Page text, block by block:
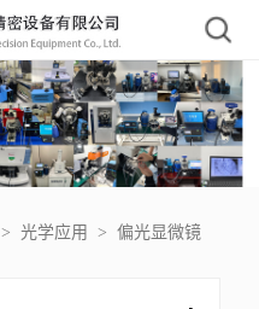
> 光学应用 > 偏光显微镜